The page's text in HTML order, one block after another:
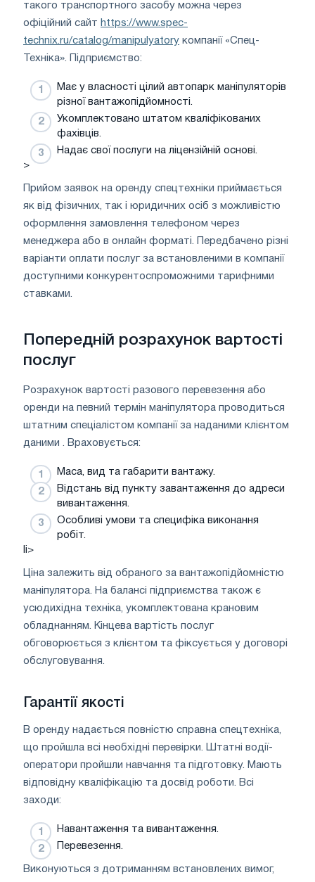
такого транспортного засобу можна через
офіційний сайт https://www.spec-
technix.ru/catalog/manipulyatory компанії «Спец-
Техніка». Підприємство:
Має у власності цілий автопарк маніпуляторів
різної вантажопідйомності.
Укомплектовано штатом кваліфікованих
фахівців.
Надає свої послуги на ліцензійній основі.
>
Прийом заявок на оренду спецтехніки приймається
як від фізичних, так і юридичних осіб з можливістю
оформлення замовлення телефоном через
менеджера або в онлайн форматі. Передбачено різні
варіанти оплати послуг за встановленими в компанії
доступними конкурентоспроможними тарифними
ставками.
Попередній розрахунок вартості
послуг
Розрахунок вартості разового перевезення або
оренди на певний термін маніпулятора проводиться
штатним спеціалістом компанії за наданими клієнтом
даними . Враховується:
Маса, вид та габарити вантажу.
Відстань від пункту завантаження до адреси
вивантаження.
Особливі умови та специфіка виконання
робіт.
li>
Ціна залежить від обраного за вантажопідйомністю
маніпулятора. На балансі підприємства також є
усюдихідна техніка, укомплектована крановим
обладнанням. Кінцева вартість послуг
обговорюється з клієнтом та фіксується у договорі
обслуговування.
Гарантії якості
В оренду надається повністю справна спецтехніка,
що пройшла всі необхідні перевірки. Штатні водії-
оператори пройшли навчання та підготовку. Мають
відповідну кваліфікацію та досвід роботи. Всі
заходи:
Навантаження та вивантаження.
Перевезення.
Виконуються з дотриманням встановлених вимог,